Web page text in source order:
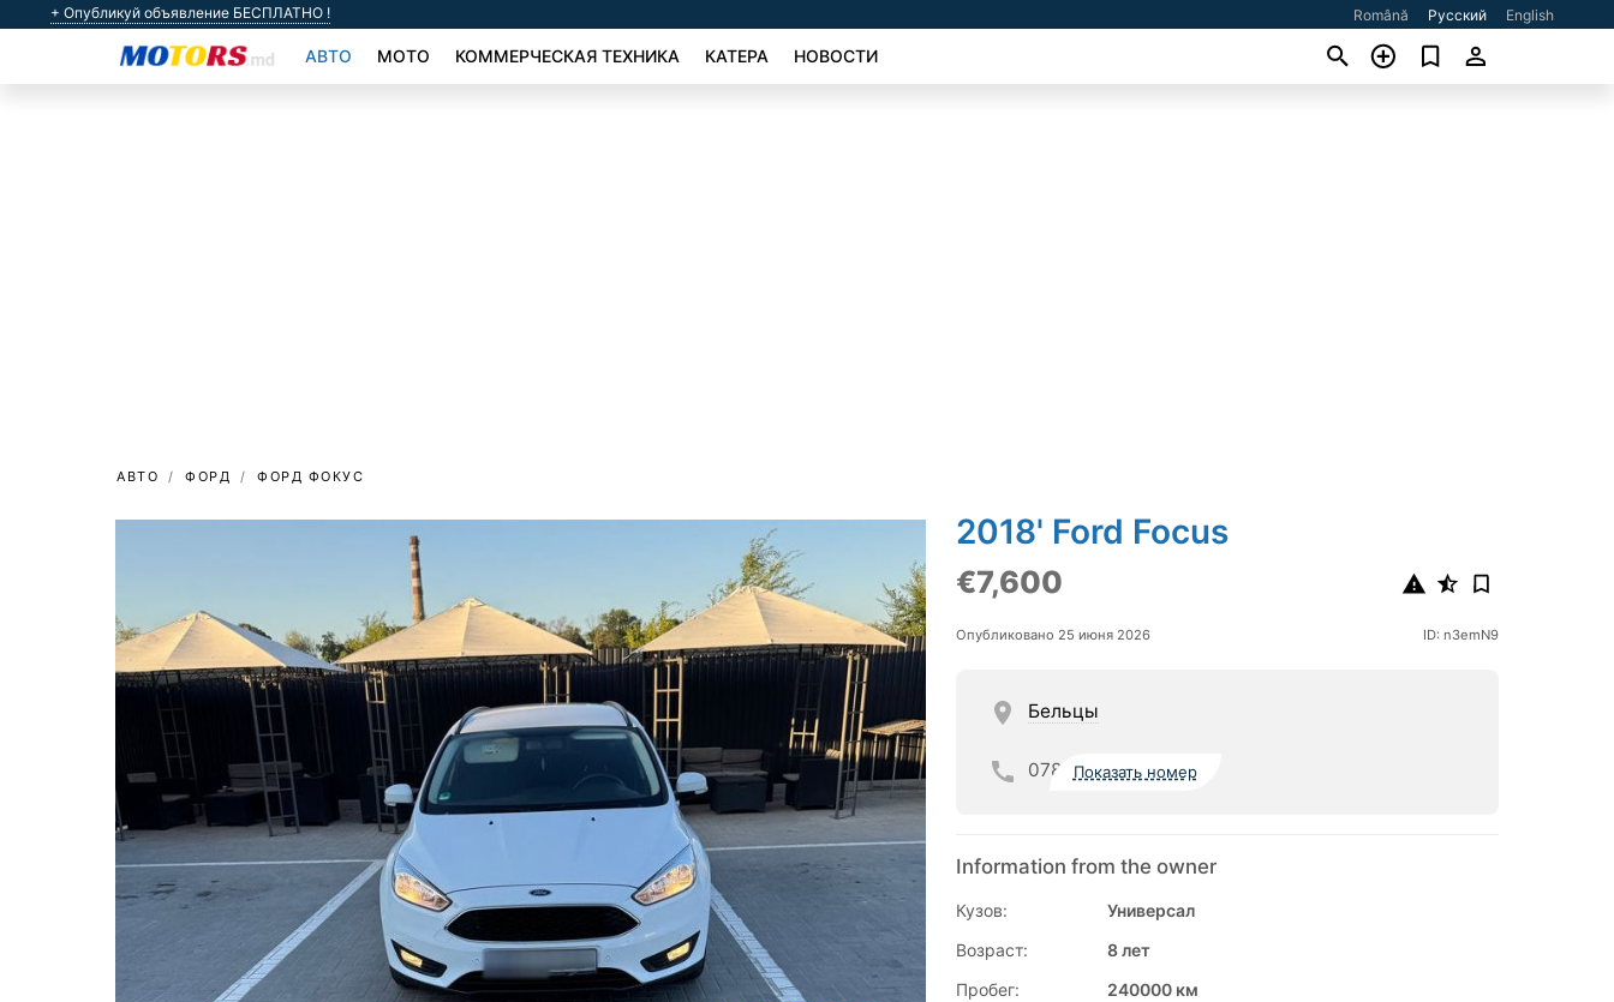
+ Опубликуй объявление БЕСПЛАТНО ! Română Русский English
АВТО МОТО КОММЕРЧЕСКАЯ ТЕХНИКА КАТЕРА НОВОСТИ
АВТО ФОРД ФОРД ФОКУС
2018' Ford Focus
€7,600
Опубликовано 25 июня 2026 ID: n3emN9
Бельцы
078 Показать номер
Information from the owner
Кузов:
Универсал
Возраст:
8 лет
Пробег:
240000 км